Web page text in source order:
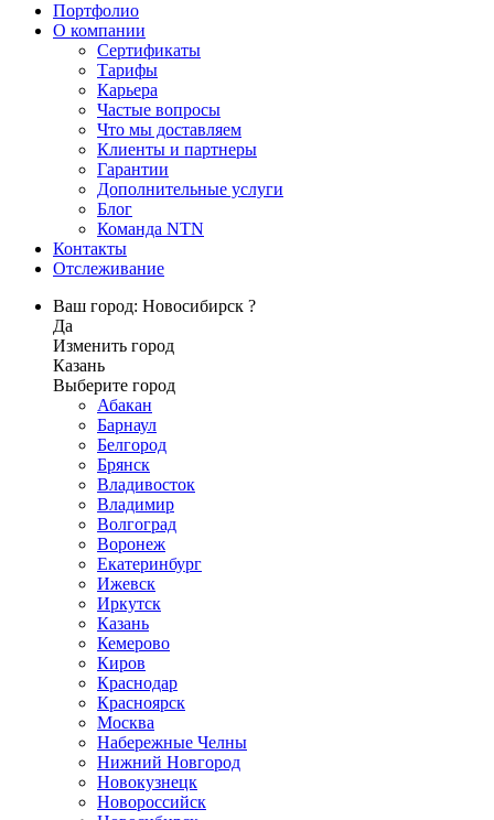
Портфолио
О компании
Сертификаты
Тарифы
Карьера
Частые вопросы
Что мы доставляем
Клиенты и партнеры
Гарантии
Дополнительные услуги
Блог
Команда NTN
Контакты
Отслеживание
Ваш город: Новосибирск ?
Да
Изменить город
Казань
Выберите город
Абакан
Барнаул
Белгород
Брянск
Владивосток
Владимир
Волгоград
Воронеж
Екатеринбург
Ижевск
Иркутск
Казань
Кемерово
Киров
Краснодар
Красноярск
Москва
Набережные Челны
Нижний Новгород
Новокузнецк
Новороссийск